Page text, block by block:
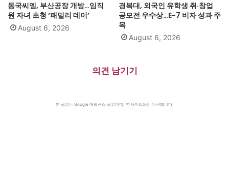
동국씨엠, 부산공장 개방…임직
원 자녀 초청 ‘패밀리 데이’
August 6, 2026
경복대, 외국인 유학생 취·창업
공모전 우수상…E-7 비자 성과 주
목
August 6, 2026
의견 남기기
본 광고는 Google 애드센스 광고이며, 본 사이트와는 무관합니다.